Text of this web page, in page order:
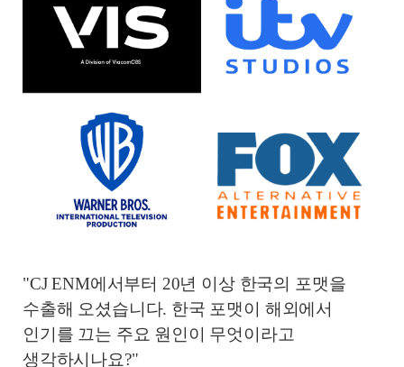
"CJ ENM에서부터 20년 이상 한국의 포맷을
수출해 오셨습니다. 한국 포맷이 해외에서
인기를 끄는 주요 원인이 무엇이라고
생각하시나요?"